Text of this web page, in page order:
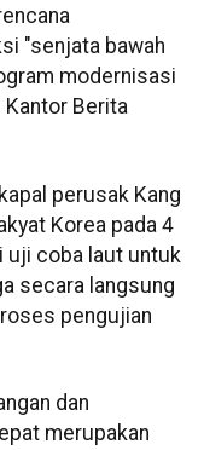
"senjata bawah
modernisasi
Kantor Berita
perusak Kang
Korea pada 4
uji coba laut untuk
secara langsung
pengujian
dan
merupakan